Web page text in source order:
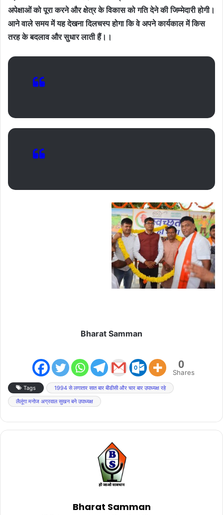
अपेक्षाओं को पूरा करने और क्षेत्र के विकास को गति देने की जिम्मेदारी होगी।
आने वाले समय में यह देखना दिलचस्प होगा कि वे अपने कार्यकाल में किस
तरह के बदलाव और सुधार लाती हैं।।
Bharat Samman
0
Shares
Tags
1994 से लगातार सात बार बीडीसी और चार बार उपाध्यक्ष रहे
लैलूंगा मनोज अग्रवाल सुखन बने उपाध्यक्ष
Bharat Samman